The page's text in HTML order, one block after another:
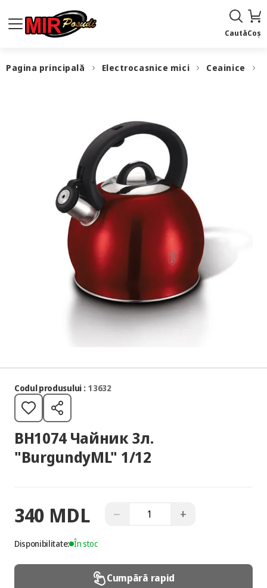
CautăCoș
Pagina principală Electrocasnice mici Ceainice
Codul produsului : 13632
BH1074 Чайник 3л.
"BurgundyML" 1/12
340 MDL − +
Disponibilitate: În stoc
Cumpără rapid